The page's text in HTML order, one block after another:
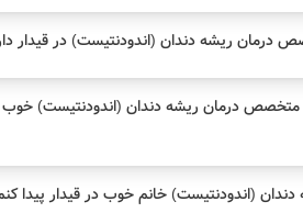
ریشه دندان (اندودنتیست) در قیدار
درمان ریشه دندان (اندودنتیست)
(اندودنتیست) خانم خوب در قیدار پیدا